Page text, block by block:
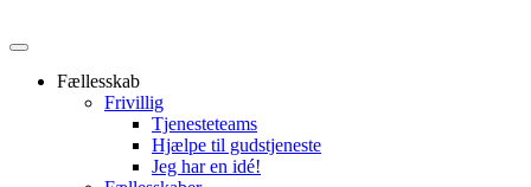
Fællesskab
Frivillig
Tjenesteteams
Hjælpe til gudstjeneste
Jeg har en idé!